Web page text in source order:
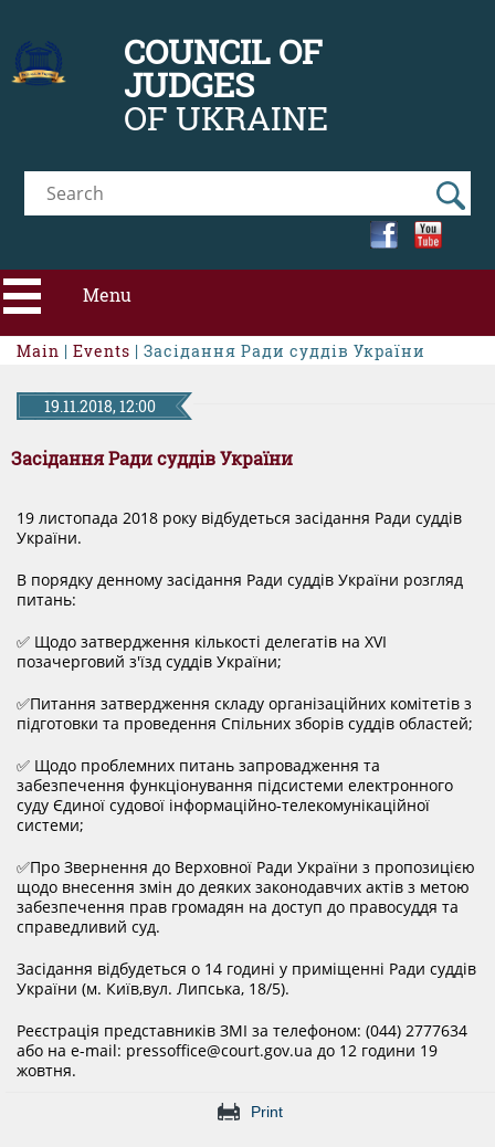
COUNCIL OF
JUDGES
OF UKRAINE
Menu
ABOUT CJU
MATERIALS AND DESIGNS ORDERS AGENDAS OF
DECISION OF CJU
NORMATIVE DOCUMENTS
PUBLIC OPINION POLLS
THE EVALUATION SYSTEM
CONFLICT OF INTEREST
Main | Events | Засідання Ради суддів України
19.11.2018, 12:00
Засідання Ради суддів України
19 листопада 2018 року відбудеться засідання Ради суддів
України.
В порядку денному засідання Ради суддів України розгляд
питань:
✅ Щодо затвердження кількості делегатів на XVI
позачерговий з′їзд суддів України;
✅Питання затвердження складу організаційних комітетів з
підготовки та проведення Спільних зборів суддів областей;
✅ Щодо проблемних питань запровадження та
забезпечення функціонування підсистеми електронного
суду Єдиної судової інформаційно-телекомунікаційної
системи;
✅Про Звернення до Верховної Ради України з пропозицією
щодо внесення змін до деяких законодавчих актів з метою
забезпечення прав громадян на доступ до правосуддя та
справедливий суд.
Засідання відбудеться о 14 годині у приміщенні Ради суддів
України (м. Київ,вул. Липська, 18/5).
Реєстрація представників ЗМІ за телефоном: (044) 2777634
або на e-mail: pressoffice@court.gov.ua до 12 години 19
жовтня.
Print